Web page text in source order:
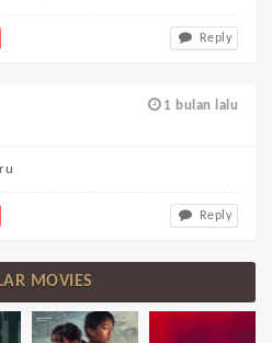
Reply
1 bulan lalu
Reply
MOVIES